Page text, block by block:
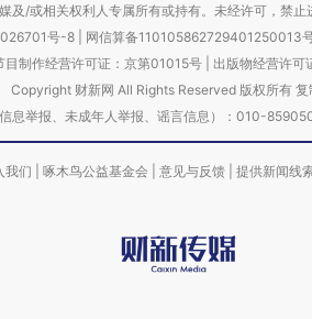
及/或相关权利人专属所有或持有。未经许可，禁止
号-8 网信算备110105862729401250013
目制作经营许可证：京第01015号| 出版物经营许可
Copyright 财新网 All Rights Reserved 版权所有 复
息举报、未成年人举报、谣言信息）：010-
我们 啄木鸟公益基金会 意见与反馈 提供新闻线